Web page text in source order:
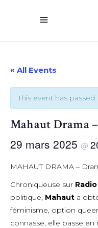
« All Events
This event has passed.
Mahaut Drama
29 mars 2025 @
MAHAUT DRAMA –
Chroniqueuse sur
politique, Mahaut a
féminisme, option
connasse, elle passe en